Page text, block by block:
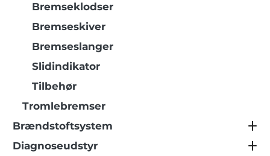
Bremseklodser
Bremseskiver
Bremseslanger
Slidindikator
Tilbehør
Tromlebremser
Brændstoftsystem
Diagnoseudstyr